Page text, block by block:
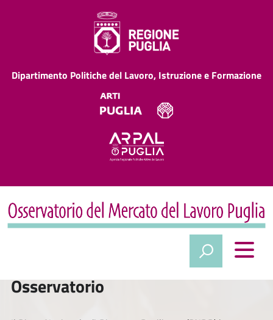
Dipartimento Politiche del Lavoro, Istruzione e Formazione
Osservatorio